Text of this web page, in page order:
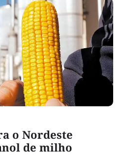
o Nordeste
de milho